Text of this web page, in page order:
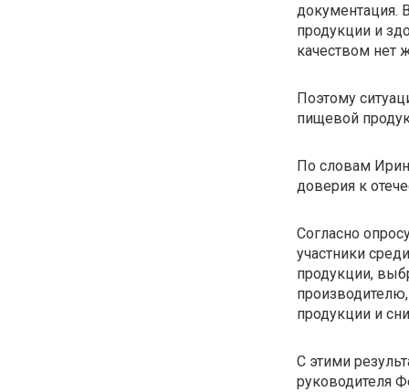
документация.
продукции и
качеством нет
Поэтому
пищевой
По словам
доверия к
Согласно
участники
продукции,
продукции и
С этими
руководителя